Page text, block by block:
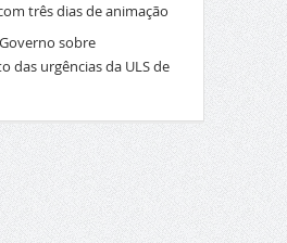
três dias de animação
sobre
das urgências da ULS de